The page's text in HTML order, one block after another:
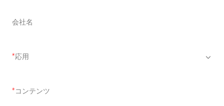
会社名
応用
コンテンツ